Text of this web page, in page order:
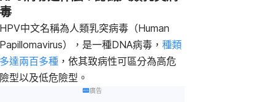
中文名稱為人類乳突病毒（Human
），是一種DNA病毒， 種類
達兩百多種，依其致病性可區分為高危
型以及低危險型。
廣告